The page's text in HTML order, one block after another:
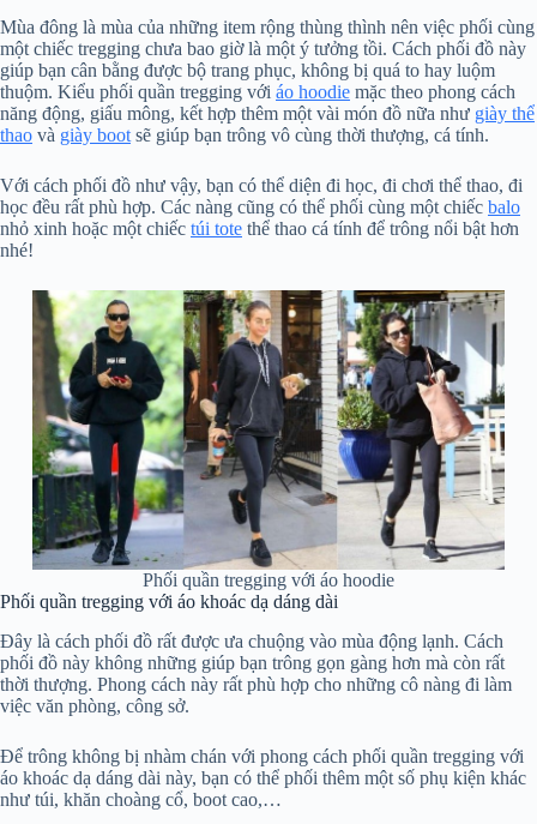
Mùa đông là mùa của những item rộng thùng thình nên việc phối cùng
một chiếc tregging chưa bao giờ là một ý tưởng tồi. Cách phối đồ này
giúp bạn cân bằng được bộ trang phục, không bị quá to hay luộm
thuộm. Kiểu phối quần tregging với áo hoodie mặc theo phong cách
năng động, giấu mông, kết hợp thêm một vài món đồ nữa như giày thể
thao và giày boot sẽ giúp bạn trông vô cùng thời thượng, cá tính.
Với cách phối đồ như vậy, bạn có thể diện đi học, đi chơi thể thao, đi
học đều rất phù hợp. Các nàng cũng có thể phối cùng một chiếc balo
nhỏ xinh hoặc một chiếc túi tote thể thao cá tính để trông nổi bật hơn
nhé!
Phối quần tregging với áo hoodie
Phối quần tregging với áo khoác dạ dáng dài
Đây là cách phối đồ rất được ưa chuộng vào mùa động lạnh. Cách
phối đồ này không những giúp bạn trông gọn gàng hơn mà còn rất
thời thượng. Phong cách này rất phù hợp cho những cô nàng đi làm
việc văn phòng, công sở.
Để trông không bị nhàm chán với phong cách phối quần tregging với
áo khoác dạ dáng dài này, bạn có thể phối thêm một số phụ kiện khác
như túi, khăn choàng cổ, boot cao,…